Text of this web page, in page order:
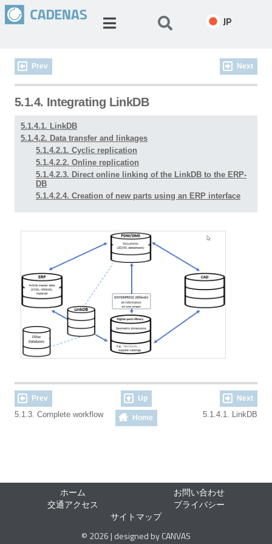
JP
Prev Next
5.1.4. Integrating LinkDB
5.1.4.1. LinkDB
5.1.4.2. Data transfer and linkages
5.1.4.2.1. Cyclic replication
5.1.4.2.2. Online replication
5.1.4.2.3. Direct online linking of the LinkDB to the ERP-
DB
5.1.4.2.4. Creation of new parts using an ERP interface
Prev Up Next
5.1.3. Complete workflow Home 5.1.4.1. LinkDB
ホーム
お問い合わせ
交通アクセス
プライバシー
サイトマップ
© 2026 | designed by CANVAS